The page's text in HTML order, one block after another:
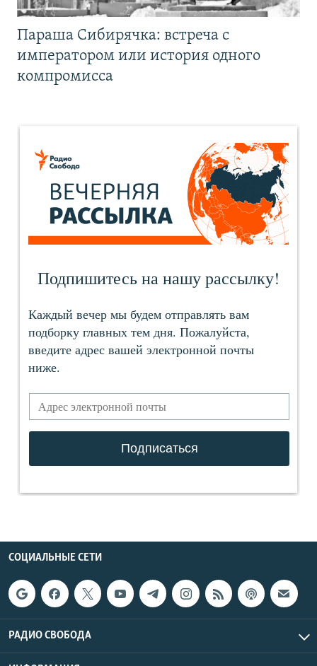
Параша Сибирячка: встреча с
императором или история одного
компромисса
СОЦИАЛЬНЫЕ СЕТИ
РАДИО СВОБОДА